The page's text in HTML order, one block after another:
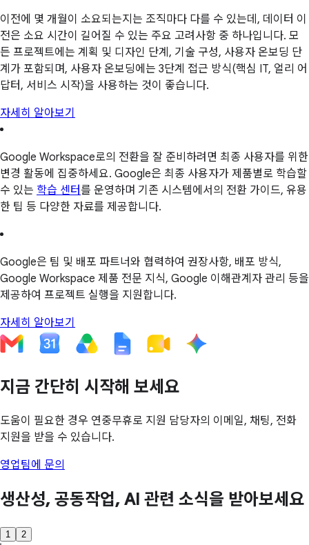
이전에 몇 개월이 소요되는지는 조직마다 다를 수 있는데, 데이터 이
전은 소요 시간이 길어질 수 있는 주요 고려사항 중 하나입니다. 모
든 프로젝트에는 계획 및 디자인 단계, 기술 구성, 사용자 온보딩 단
계가 포함되며, 사용자 온보딩에는 3단계 접근 방식(핵심 IT, 얼리 어
답터, 서비스 시작)을 사용하는 것이 좋습니다.
자세히 알아보기
Google Workspace로의 전환을 잘 준비하려면 최종 사용자를 위한
변경 활동에 집중하세요. Google은 최종 사용자가 제품별로 학습할
수 있는 학습 센터를 운영하며 기존 시스템에서의 전환 가이드, 유용
한 팁 등 다양한 자료를 제공합니다.
Google은 팀 및 배포 파트너와 협력하여 권장사항, 배포 방식,
Google Workspace 제품 전문 지식, Google 이해관계자 관리 등을
제공하여 프로젝트 실행을 지원합니다.
자세히 알아보기
지금 간단히 시작해 보세요
도움이 필요한 경우 연중무휴로 지원 담당자의 이메일, 채팅, 전화
지원을 받을 수 있습니다.
영업팀에 문의
생산성, 공동작업, AI 관련 소식을 받아보세요
1 2